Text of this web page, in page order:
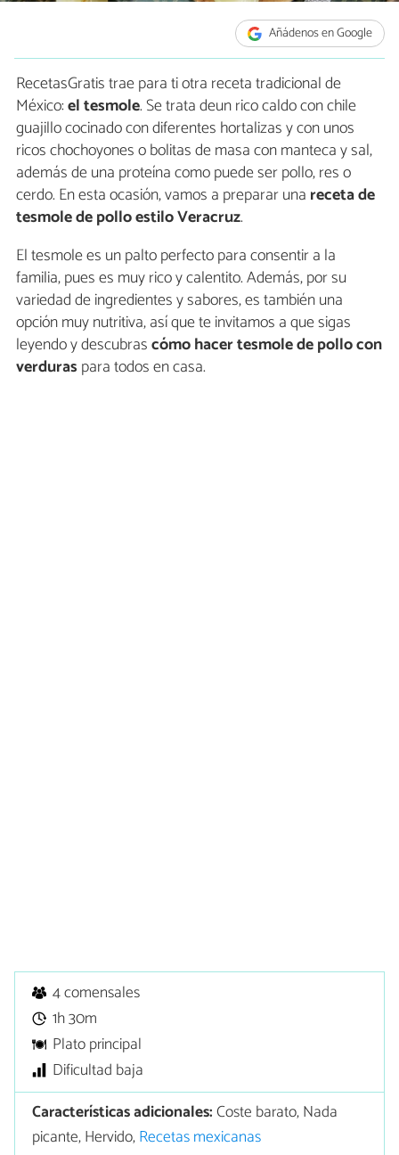
Añádenos en Google
RecetasGratis trae para ti otra receta tradicional de
México:el tesmole. Se trata deun rico caldo con chile
guajillo cocinado con diferentes hortalizas y con unos
ricos chochoyones o bolitas de masa con manteca y sal,
además de una proteína como puede ser pollo, res o
cerdo. En esta ocasión, vamos a preparar una receta de
tesmole de pollo estilo Veracruz.
El tesmole es un palto perfecto para consentir a la
familia, pues es muy rico y calentito. Además, por su
variedad de ingredientes y sabores, es también una
opción muy nutritiva, así que te invitamos a que sigas
leyendo y descubrascómo hacer tesmole de pollo con
verduras para todos en casa.
4 comensales
1h 30m
Plato principal
Dificultad baja
Características adicionales:Coste barato, Nada
picante, Hervido,Recetas mexicanas